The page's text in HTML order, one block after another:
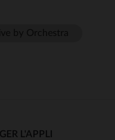
L'APPLI